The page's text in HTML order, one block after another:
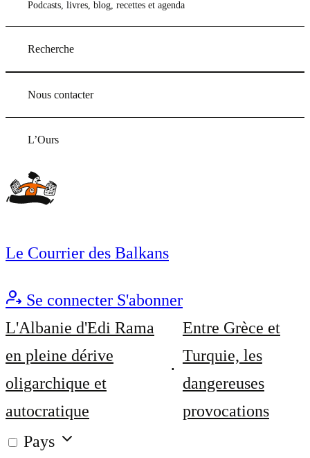
Podcasts, livres, blog, recettes et agenda
Recherche
Nous contacter
L’Ours
Le Courrier des Balkans
Se connecter S'abonner
L'Albanie d'Edi Rama
en pleine dérive
oligarchique et
autocratique
Entre Grèce et
Turquie, les
dangereuses
provocations
Pays